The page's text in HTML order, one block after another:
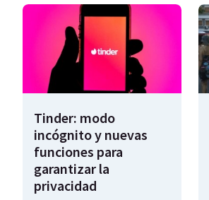
Tinder: modo
incógnito y nuevas
funciones para
garantizar la
privacidad